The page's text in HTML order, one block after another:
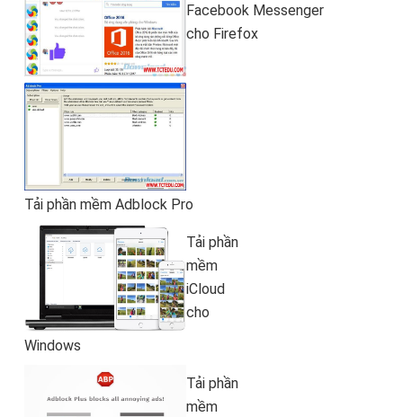
Facebook Messenger
cho Firefox
Tải phần mềm Adblock Pro
Tải phần
mềm
iCloud
cho
Windows
Tải phần
mềm